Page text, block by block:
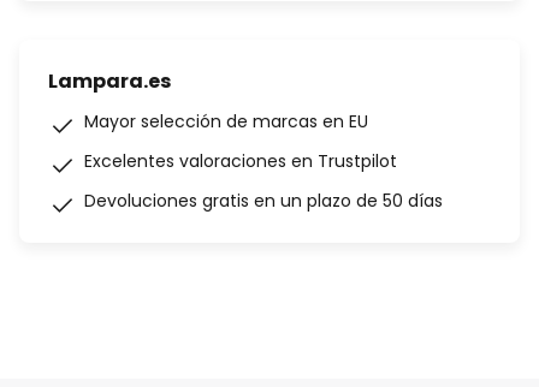
Lampara.es
Mayor selección de marcas en EU
Excelentes valoraciones en Trustpilot
Devoluciones gratis en un plazo de 50 días